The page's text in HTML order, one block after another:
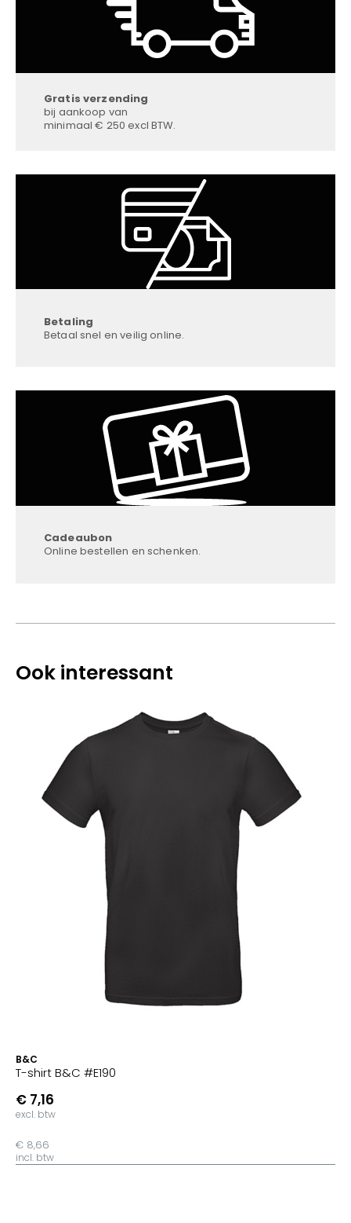
Gratis verzending
bij aankoop van
minimaal € 250 excl BTW.
Betaling
Betaal snel en veilig online.
Cadeaubon
Online bestellen en schenken.
Ook interessant
B&C
T-shirt B&C #E190
€ 7,16
excl. btw
€ 8,66
incl. btw